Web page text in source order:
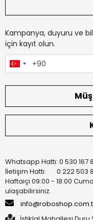
Kampanya, duyuru ve
için kayıt olun.
Whatsapp Hattı: 0 530 167
İletişim Hattı: 0 222 503
Haftaiçi 09:00 - 18:00
ulaşabilirsiniz.